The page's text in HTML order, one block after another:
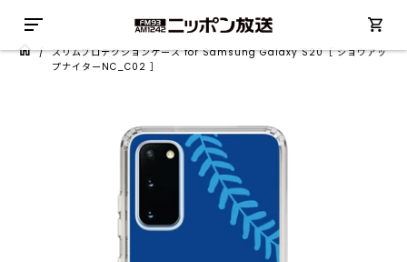
/スリムプロテクションケース for Samsung Galaxy S20［ ショウアッ
プナイターNC_C02 ］